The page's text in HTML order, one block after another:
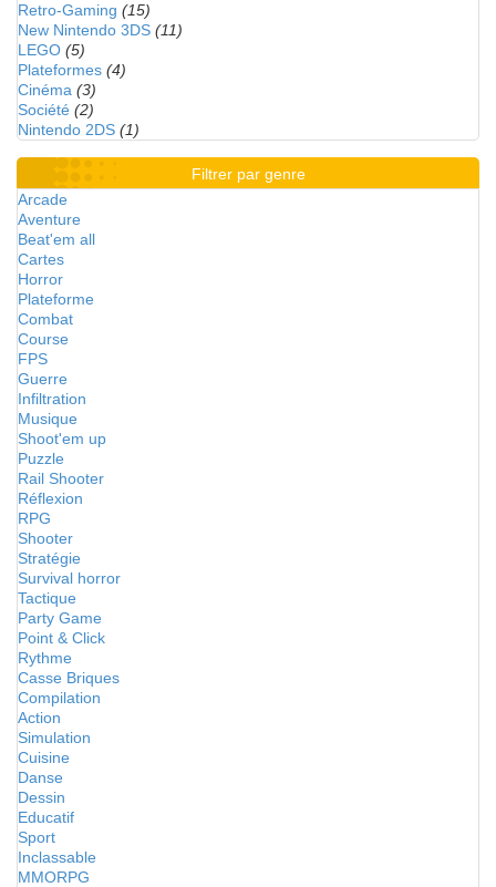
Retro-Gaming (15)
New Nintendo 3DS (11)
LEGO (5)
Plateformes (4)
Cinéma (3)
Société (2)
Nintendo 2DS (1)
Filtrer par genre
Arcade
Aventure
Beat'em all
Cartes
Horror
Plateforme
Combat
Course
FPS
Guerre
Infiltration
Musique
Shoot'em up
Puzzle
Rail Shooter
Réflexion
RPG
Shooter
Stratégie
Survival horror
Tactique
Party Game
Point & Click
Rythme
Casse Briques
Compilation
Action
Simulation
Cuisine
Danse
Dessin
Educatif
Sport
Inclassable
MMORPG